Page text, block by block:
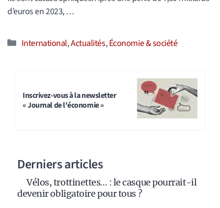
d’euros en 2023, …
Catégories
International,Actualités,Économie & société
Inscrivez-vous à la newsletter
« Journal de l'économie »
Derniers articles
Vélos, trottinettes… : le casque pourrait-il
devenir obligatoire pour tous ?